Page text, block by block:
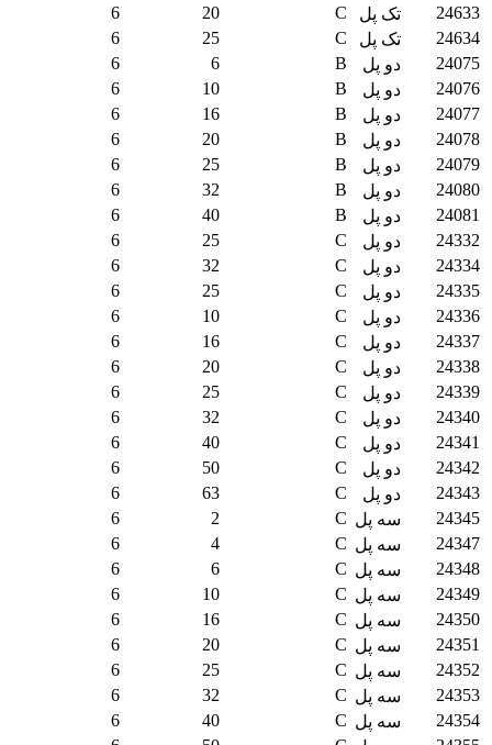
24633
تک پل C
20
6
24634
تک پل C
25
6
24075
دو پل B
6
6
24076
دو پل B
10
6
24077
دو پل B
16
6
24078
دو پل B
20
6
24079
دو پل B
25
6
24080
دو پل B
32
6
24081
دو پل B
40
6
24332
دو پل C
25
6
24334
دو پل C
32
6
24335
دو پل C
25
6
24336
دو پل C
10
6
24337
دو پل C
16
6
24338
دو پل C
20
6
24339
دو پل C
25
6
24340
دو پل C
32
6
24341
دو پل C
40
6
24342
دو پل C
50
6
24343
دو پل C
63
6
24345
سه پل C
2
6
24347
سه پل C
4
6
24348
سه پل C
6
6
24349
سه پل C
10
6
24350
سه پل C
16
6
24351
سه پل C
20
6
24352
سه پل C
25
6
24353
سه پل C
32
6
24354
سه پل C
40
6